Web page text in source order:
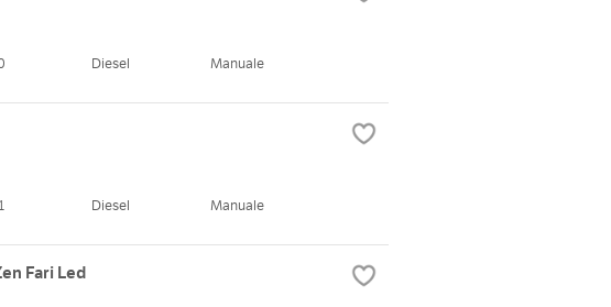
Diesel Manuale
Diesel Manuale
Fari Led